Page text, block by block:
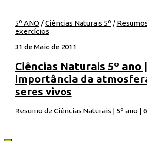
5º ANO /Ciências Naturais 5º /
exercícios
31 de Maio de 2011
Ciências Naturais 5º ano
importância da
seres vivos
Resumo de Ciências Naturais | 5º ano |